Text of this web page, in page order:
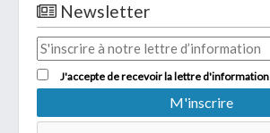
Newsletter
J'accepte de recevoir la lettre d'information